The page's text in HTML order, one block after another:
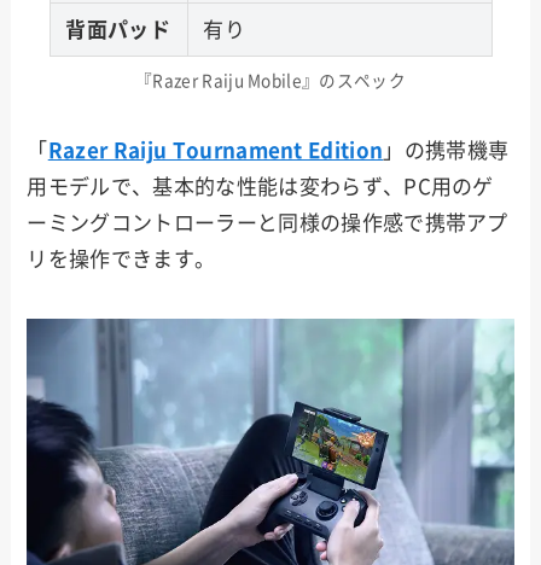
背面パッド 有り
『Razer Raiju Mobile』のスペック
「 Razer Raiju Tournament Edition 」の携帯機専
用モデルで、基本的な性能は変わらず、PC用のゲ
ーミングコントローラーと同様の操作感で携帯アプ
リを操作できます。